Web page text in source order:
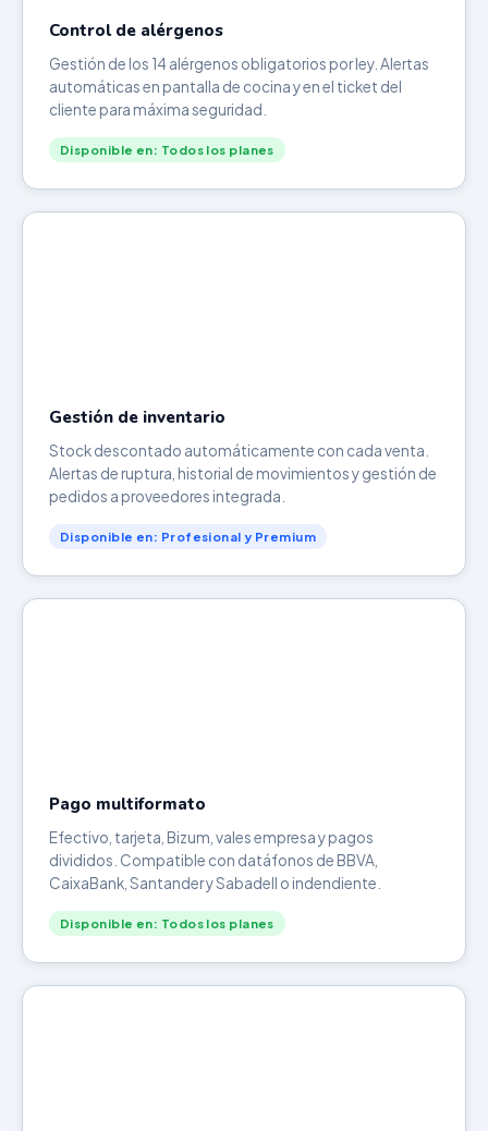
Control de alérgenos
Gestión de los 14 alérgenos obligatorios por ley. Alertas
automáticas en pantalla de cocina y en el ticket del
cliente para máxima seguridad.
Disponible en: Todos los planes
Gestión de inventario
Stock descontado automáticamente con cada venta.
Alertas de ruptura, historial de movimientos y gestión de
pedidos a proveedores integrada.
Disponible en: Profesional y Premium
Pago multiformato
Efectivo, tarjeta, Bizum, vales empresa y pagos
divididos. Compatible con datáfonos de BBVA,
CaixaBank, Santander y Sabadell o indendiente.
Disponible en: Todos los planes